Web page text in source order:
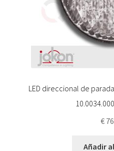
LED direccional de
€
Añadir